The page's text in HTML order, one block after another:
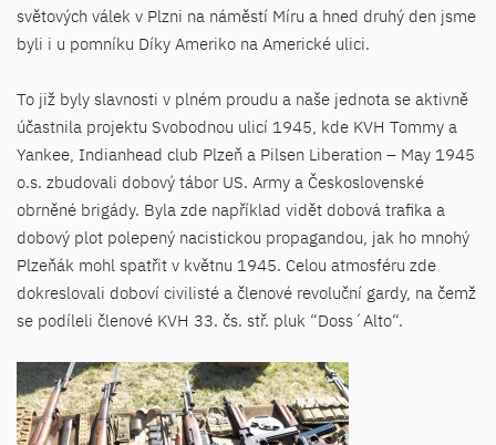
světových válek v Plzni na náměstí Míru a hned druhý den jsme
byli i u pomníku Díky Ameriko na Americké ulici.
To již byly slavnosti v plném proudu a naše jednota se aktivně
účastnila projektu Svobodnou ulicí 1945, kde KVH Tommy a
Yankee, Indianhead club Plzeň a Pilsen Liberation – May 1945
o.s. zbudovali dobový tábor US. Army a Československé
obrněné brigády. Byla zde například vidět dobová trafika a
dobový plot polepený nacistickou propagandou, jak ho mnohý
Plzeňák mohl spatřit v květnu 1945. Celou atmosféru zde
dokreslovali doboví civilisté a členové revoluční gardy, na čemž
se podíleli členové KVH 33. čs. stř. pluk “Doss´Alto“.